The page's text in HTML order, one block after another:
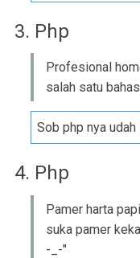
3. Php
Profesional
salah satu
Sob php nya
4. Php
Pamer harta papi
suka pamer
-_-"